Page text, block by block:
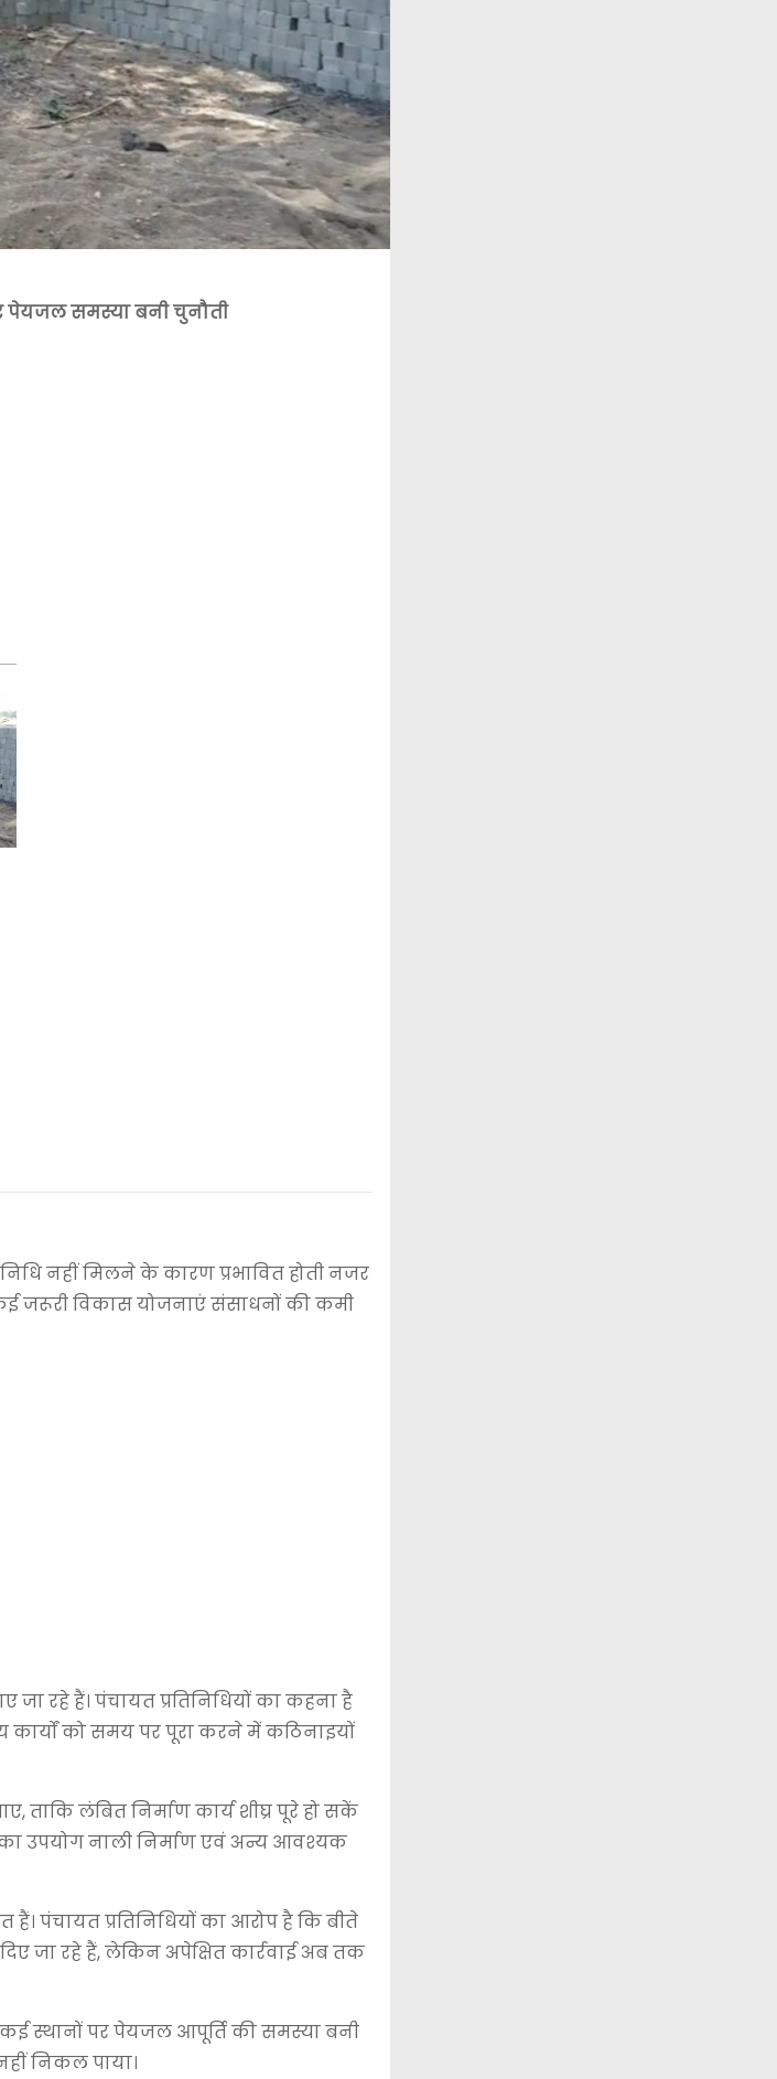
पेयजल समस्या बनी चुनौती
नहीं मिलने के कारण प्रभावित होती नजर
कई जरूरी विकास योजनाएं संसाधनों की कमी
जा रहे हैं। पंचायत प्रतिनिधियों का कहना है
कार्यों को समय पर पूरा करने में कठिनाइयों
ताकि लंबित निर्माण कार्य शीघ्र पूरे हो सकें
उपयोग नाली निर्माण एवं अन्य आवश्यक
पंचायत प्रतिनिधियों का आरोप है कि बीते
जा रहे हैं, लेकिन अपेक्षित कार्रवाई अब तक
स्थानों पर पेयजल आपूर्ति की समस्या बनी
निकल पाया।